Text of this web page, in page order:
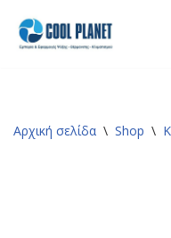
Μεταπηδήστε
Αρχική σελίδα \ Shop \